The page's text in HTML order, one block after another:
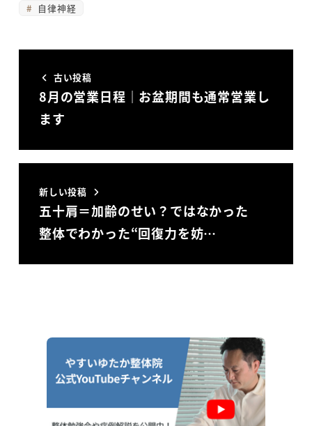
自律神経
古い投稿
8月の営業日程｜お盆期間も通常営業し
ます
新しい投稿
五十肩＝加齢のせい？ではなかった
整体でわかった“回復力を妨…